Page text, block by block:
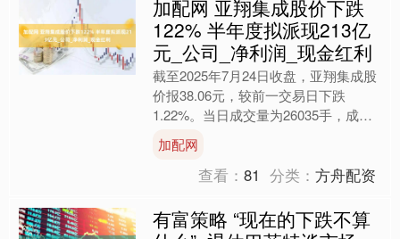
加配网 亚翔集成股价下跌
122% 半年度拟派现213亿
元_公司_净利润_现金红利
截至2025年7月24日收盘，亚翔集成股
价报38.06元，较前一交易日下跌
1.22%。当日成交量为26035手，成交
金额达0.99亿元。 亚翔集成属于装修
装饰行....
加配网
查看：81 分类：方舟配资
有富策略 “现在的下跌不算